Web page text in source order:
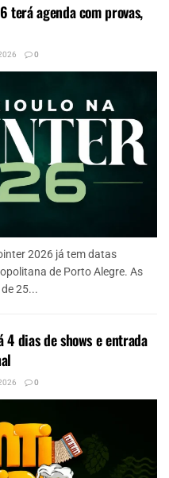
terá agenda com provas,
0
2026 já tem datas
de Porto Alegre. As
25...
dias de shows e entrada
0